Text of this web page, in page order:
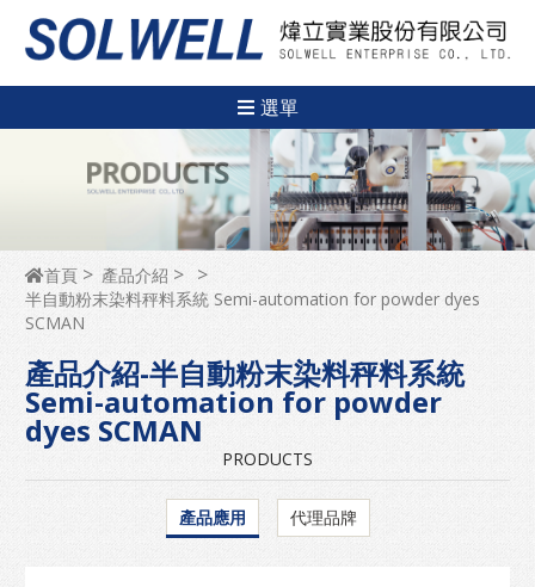
選單
首頁
產品介紹
半自動粉末染料秤料系統 Semi-automation for powder dyes
SCMAN
產品介紹-半自動粉末染料秤料系統
Semi-automation for powder
dyes SCMAN
PRODUCTS
產品應用 代理品牌